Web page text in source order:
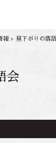
報 > 昼下がりの落
会